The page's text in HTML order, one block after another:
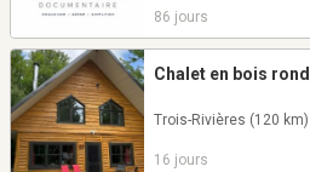
86 jours
Chalet en bois rond
Trois-Rivières (120 km)
16 jours